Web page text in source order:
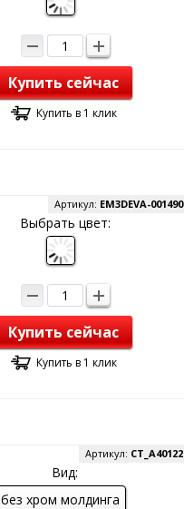
Купить сейчас
Купить в 1 клик
Артикул: EM3DEVA-001490
Выбрать цвет:
Купить сейчас
Купить в 1 клик
Артикул: CT_A40122
Вид:
без хром молдинга